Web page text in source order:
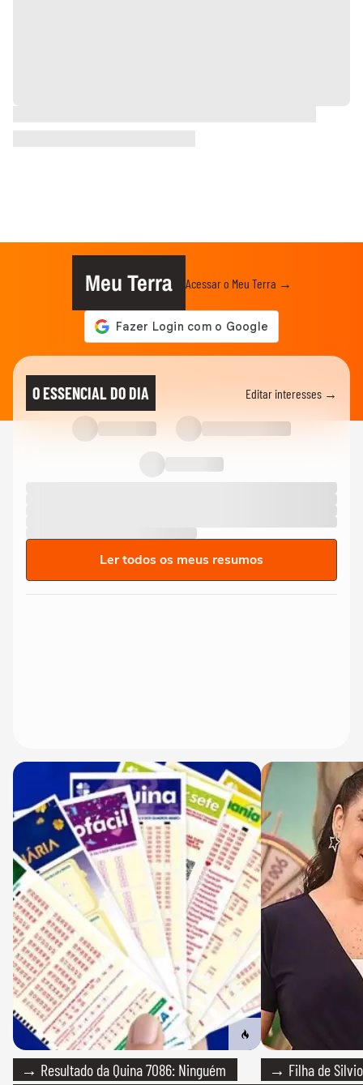
Meu Terra Acessar o Meu Terra →
O ESSENCIAL DO DIA Editar interesses →
Ler todos os meus resumos
→ Resultado da Quina 7086: Ninguém
→ Filha de Silvio